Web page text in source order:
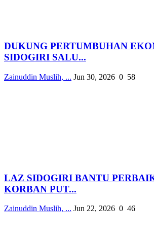
DUKUNG PERTUMBUHAN
SIDOGIRI SALU...
Zainuddin Muslih, ... Jun 30, 2026 0 58
LAZ SIDOGIRI BANTU
KORBAN PUT...
Zainuddin Muslih, ... Jun 22, 2026 0 46